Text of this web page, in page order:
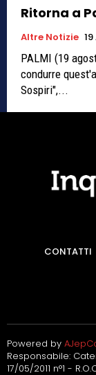
Ritorna a
Altre Notizie
PALMI (19
condurre
Sospiri",...
CONTATTI
Powered by
Responsabile:
17/05/2011 n°1 -